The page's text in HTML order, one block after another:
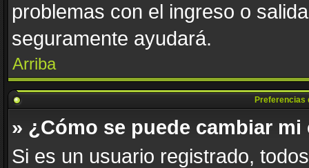
problemas con el ingreso o
seguramente ayudará.
Arriba
Preferencias
» ¿Cómo se puede cambiar
Si es un usuario registrado,